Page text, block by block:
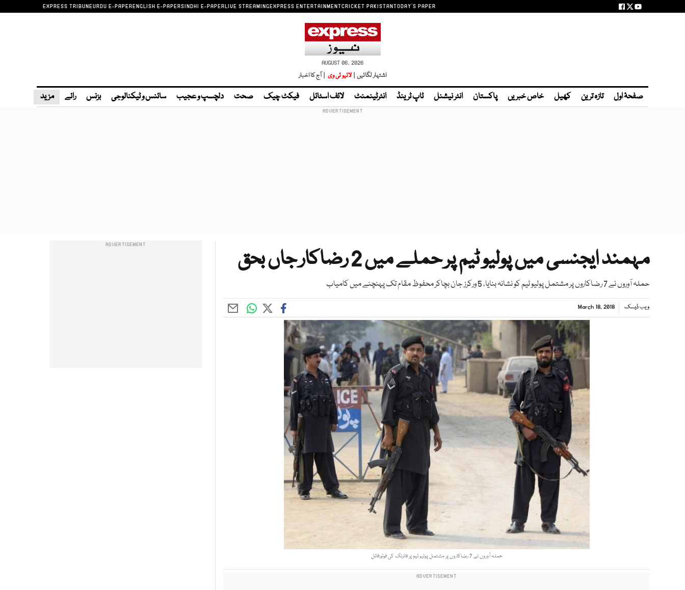
EXPRESS TRIBUNEURDU E-PAPERENGLISH E-PAPERSINDHI E-PAPERLIVE STREAMINGEXPRESS ENTERTAINMENTCRICKET PAKISTANTODAY'S PAPER
AUGUST 06, 2026
اشتہار لگائیں | لائیو ٹی وی | آج کا اخبار
صفحۂ اول تازہ ترین کھیل خاص خبریں پاکستان انٹر نیشنل ٹاپ ٹرینڈ انٹرٹینمنٹ لائف اسٹائل فیکٹ چیک صحت دلچسپ و عجیب سائنس و ٹیکنالوجی بزنس رائے مزید
مہمند ایجنسی میں پولیو ٹیم پر حملے میں 2 رضاکار جاں بحق
حملہ آوروں نے 7 رضاکاروں پر مشتمل پولیو ٹیم کو نشانہ بنایا، 5 ورکرز جان بچاکر محفوظ مقام تک پہنچنے میں کامیاب
ویب ڈیسک March 18, 2018
حملہ آوروں نے 7 رضاکاروں پر مشتمل پولیو ٹیم پر فائرنگ کی فوٹو:فائل